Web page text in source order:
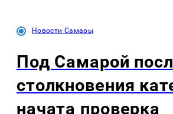
Новости Самары
Под Самарой
столкновения
начата проверка